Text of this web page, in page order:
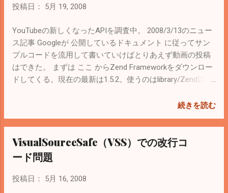
# service httpd reload で終了。 phpinfoで確
JavascriptでDOMを使ったことがあるなら、
PHP5のメソッドは見慣れたものばかりなの
でプログラムは（比較的）作りやすい。 な
ぜならPHP5で標準DOMインターフェイスに
対応したから。 参考 。 でもXpathを使った
い。その辺は SimpleXML と組み合わせて使
日書きます。 PHP4で作りたいときは ここ
のマニュアルを参考に。 PHP5は こっち 。
>preserveWhiteSpace = false; //余分な空白
投稿日： 5月 19, 2008
YouTubeの新しくなったAPIを調査中。 2008/3/13のニュー
ス記事 Googleが 公開しているドキュメント に従ってサン
プルコードを流用して書いていけばとりあえず動画の投稿
はできた。 まずは ここ からZend Frameworkをダウンロー
ドしてくる。現在の最新は1.5.2。使うのはlibrary/Zend以下
通っている必要がある。 こういう 方法とか 開発中の最新
アント を使って取得する。私の場合はこれで取得。 次に
YouTube APIで必要な開発コードを取得する。 ここ から。
YouTube でアカウントを登録してない場合は登録する。 と
りあえずAPIを使って投稿したいだけならば、 ここ にZend
が作ったサンプルコードが置いてあるので、これを使うだ
続きを読む
VisualSourceSafe（VSS）での改行コ
ード問題
投稿日： 5月 16, 2008